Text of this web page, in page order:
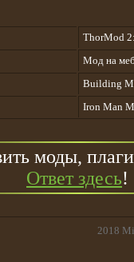
ThorMod
Мод на
Building
Iron Man
моды,
Ответ здесь!
2018